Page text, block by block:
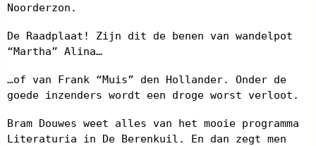
Noorderzon.
De Raadplaat! Zijn dit de benen van wandelpot
“Martha” Alina…
…of van Frank “Muis” den Hollander. Onder de
goede inzenders wordt een droge worst verloot.
Bram Douwes weet alles van het mooie programma
Literaturia in De Berenkuil. En dan zegt men